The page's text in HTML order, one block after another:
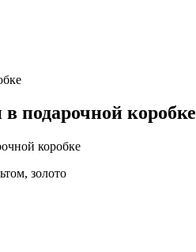
подарочной коробке
золото